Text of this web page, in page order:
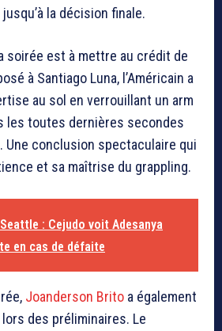
la décision finale.
soirée est à mettre au crédit de
à Santiago Luna, l’Américain a
au sol en verrouillant un arm
les toutes dernières secondes
Une conclusion spectaculaire qui
et sa maîtrise du grappling.
Seattle : Cejudo voit Adesanya
en cas de défaite
Joanderson Brito a également
des préliminaires. Le